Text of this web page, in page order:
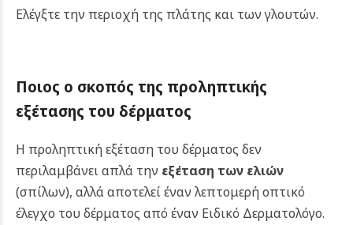
Ελέγξτε την περιοχή της πλάτης και των γλουτών.
Ποιος ο σκοπός της προληπτικής
εξέτασης του δέρματος
Η προληπτική εξέταση του δέρματος δεν
περιλαμβάνει απλά την εξέταση των ελιών
(σπίλων), αλλά αποτελεί έναν λεπτομερή οπτικό
έλεγχο του δέρματος από έναν Ειδικό Δερματολόγο.